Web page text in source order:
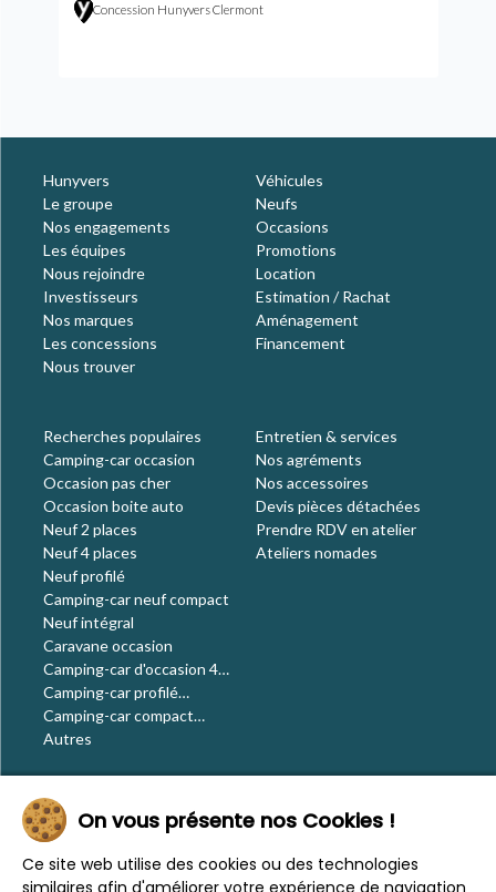
Concession Hunyvers Clermont
Hunyvers
Le groupe
Nos engagements
Les équipes
Nous rejoindre
Investisseurs
Nos marques
Les concessions
Nous trouver
Véhicules
Neufs
Occasions
Promotions
Location
Estimation / Rachat
Aménagement
Financement
Recherches populaires
Camping-car occasion
Occasion pas cher
Occasion boite auto
Neuf 2 places
Neuf 4 places
Neuf profilé
Camping-car neuf compact
Neuf intégral
Caravane occasion
Camping-car d'occasion 4
places
Camping-car profilé
occasion
Camping-car compact
occasion
Autres
Entretien & services
Nos agréments
Nos accessoires
Devis pièces détachées
Prendre RDV en atelier
Ateliers nomades
Le blog
Actualités
Évènements
Nos conseils
On vous présente nos Cookies !
Ce site web utilise des cookies ou des technologies
similaires afin d'améliorer votre expérience de navigation